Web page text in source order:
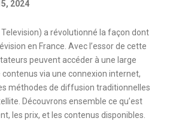
2024
Television) a révolutionné la façon dont
en France. Avec l’essor de cette
peuvent accéder à une large
via une connexion internet,
méthodes de diffusion traditionnelles
Découvrons ensemble ce qu’est
les prix, et les contenus disponibles.